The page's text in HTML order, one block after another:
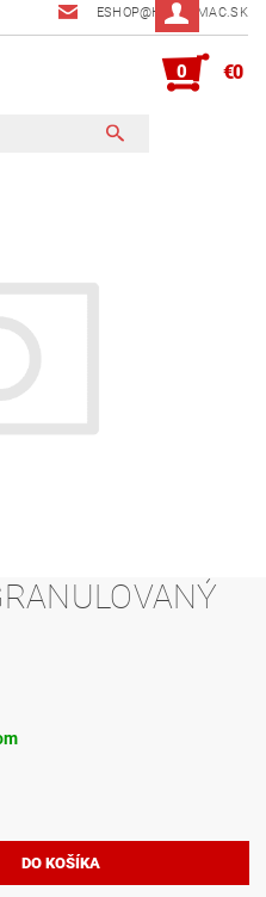
ESHOP@HYDRAMAC.SK
0 €0